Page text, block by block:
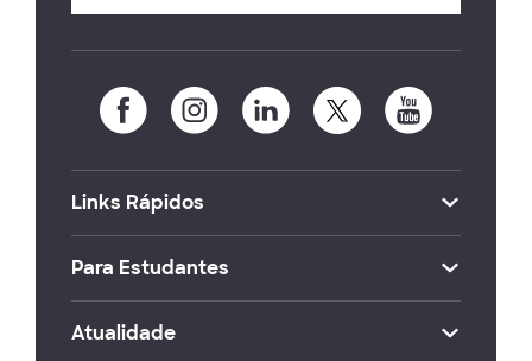
Links Rápidos
Para Estudantes
Atualidade